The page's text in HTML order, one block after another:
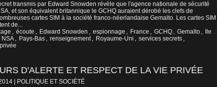
transmis par Edward Snowden révèle que l'agence nationale de sécurité
et son équivalent britannique le GCHQ auraient dérobé les clefs de
cartes SIM à la société franco-néerlandaise Gemalto. Les cartes SIM
de...
, écoute , Edward Snowden , espionnage , France , GCHQ , Gemalto ,
Ile
NSA , Pays-Bas , renseignement , Royaume-Uni , services secrets ,
D'ALERTE ET RESPECT DE LA VIE PRIVÉE
POLITIQUE ET SOCIÉTÉ